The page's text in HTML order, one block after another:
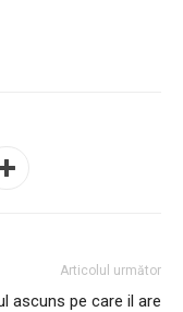
Articolul următor
ascuns pe care il are